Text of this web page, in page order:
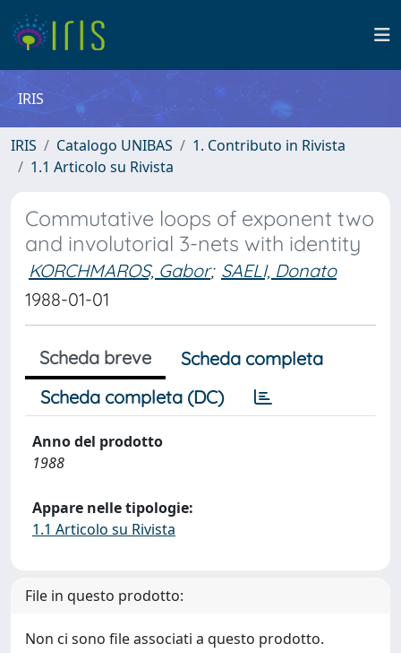
IRIS
IRIS Catalogo UNIBAS
1. Contributo in Rivista
1.1 Articolo su Rivista
Commutative loops of exponent two
and involutorial 3-nets with identity
KORCHMAROS, Gabor; SAELI, Donato
1988-01-01
Scheda breve
Scheda completa
Scheda completa (DC)
Anno del prodotto
1988
Appare nelle tipologie:
1.1 Articolo su Rivista
File in questo prodotto:
Non ci sono file associati a questo prodotto.